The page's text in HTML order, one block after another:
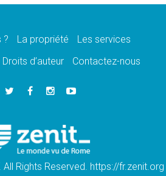
le chemin de la dignité
le vicariat apostolique de
devient un diocèse
Brazzaville: le 15 août, entre solennité
et mémoire nationale
? La propriété
Les services
Droits d’auteur Contactez-nous
Rights Reserved. https://fr.zenit.org